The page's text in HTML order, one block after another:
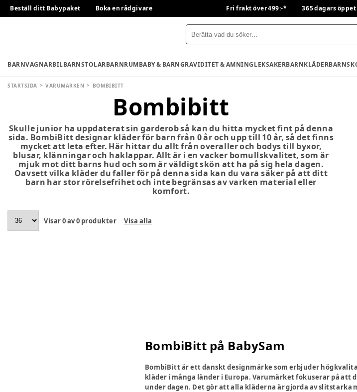
Beställ ditt Babypaket Boka en rådgivare Fri frakt över 499:-* 365 dagars öppet
BARNVAGNARBILBARNSTOLARBARNRUMBABY & BARNGRAVIDITET & AMNINGLEKSAKERBARNKLÄDER
STARTSIDA VARUMÄRKEN BOMBIBITT
Bombibitt
Skulle junior ha uppdaterat sin garderob så kan du hitta mycket fint på denna
sida. BombiBitt designar kläder för barn från 0 år och upp till 10 år, så det finns
mycket att leta efter. Här hittar du allt från overaller och bodys till byxor,
blusar, klänningar och haklappar. Allt är i en vacker bomullskvalitet, som är
mjuk mot ditt barns hud och som är väldigt skön att ha på sig hela dagen.
Oavsett vilka kläder du faller för på denna sida kan du vara säker på att ditt
barn har stor rörelsefrihet och inte begränsas av varken material eller
komfort.
Visar0av0 produkter Visa alla
BombiBitt på BabySam
BombiBitt är ett danskt designmärke som erbjuder
kläder i många länder i Europa. Varumärket fokuserar på
under dagen. Det gör att alla kläderna är gjorda av